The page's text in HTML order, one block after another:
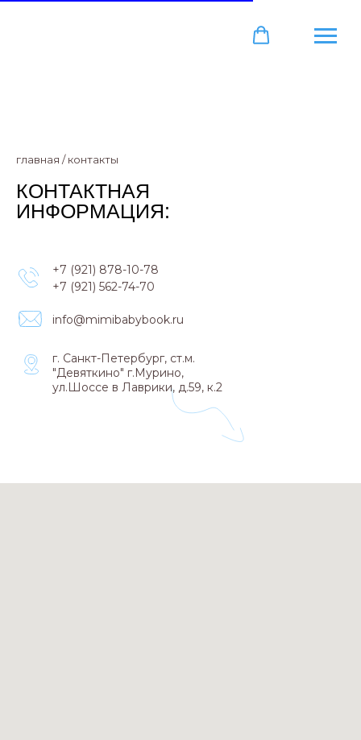
главная /контакты
КОНТАКТНАЯ
ИНФОРМАЦИЯ:
г. Санкт-Петербург, ст.м.
"Девяткино" г.Мурино,
ул.Шоссе в Лаврики, д.59, к.2
+7 (921) 878-10-78
+7 (921) 562-74-70
info@mimibabybook.ru